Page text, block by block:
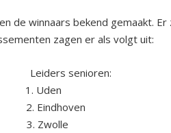
de winnaars bekend gemaakt.
zagen er als volgt uit:
senioren:
Uden
Zwolle